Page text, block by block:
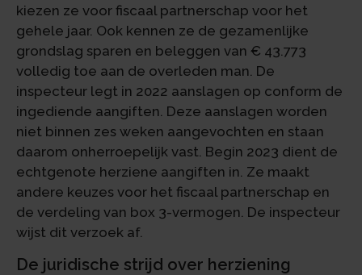
kiezen ze voor fiscaal partnerschap voor het
gehele jaar. Ook kennen ze de gezamenlijke
grondslag sparen en beleggen van € 43.773
volledig toe aan de overleden man. De
inspecteur legt in 2022 aanslagen op conform de
ingediende aangiften. Deze aanslagen worden
niet binnen zes weken aangevochten en staan
daarom onherroepelijk vast. Begin 2023 dient de
echtgenote herziene aangiften in. Ze maakt
andere keuzes voor het fiscaal partnerschap en
de verdeling van box 3-vermogen. De inspecteur
wijst dit verzoek af.
De juridische strijd over herziening